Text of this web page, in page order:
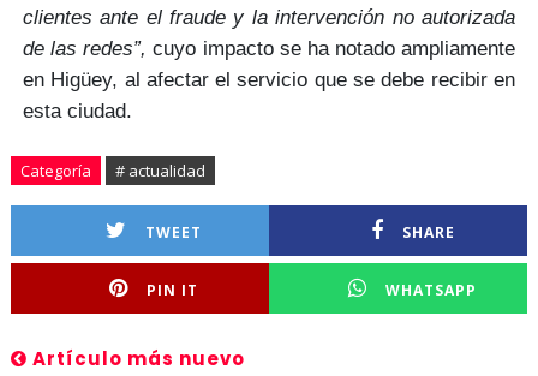
clientes ante el fraude y la intervención no autorizada
de las redes”, cuyo impacto se ha notado ampliamente
en Higüey, al afectar el servicio que se debe recibir en
esta ciudad.
Categoría # actualidad
TWEET SHARE
PIN IT WHATSAPP
Artículo más nuevo